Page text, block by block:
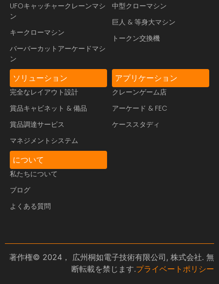
UFOキャッチャークレーンマシ
ン
キークローマシン
バーバーカットアーケードマシ
ン
中型クローマシン
巨人 & 等身大マシン
トークン交換機
ソリューション
完全なレイアウト設計
賞品キャビネット & 備品
賞品調達サービス
マネジメントシステム
アプリケーション
クレーンゲーム店
アーケード & FEC
ケーススタディ
について
私たちについて
ブログ
よくある質問
著作権© 2024， 広州桐如電子技術有限公司, 株式会社. 無
断転載を禁じます.プライベートポリシー